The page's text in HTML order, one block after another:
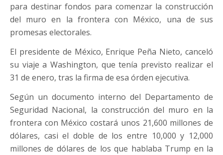
para destinar fondos para comenzar la construcción
del muro en la frontera con México, una de sus
promesas electorales.
El presidente de México, Enrique Peña Nieto, canceló
su viaje a Washington, que tenía previsto realizar el
31 de enero, tras la firma de esa órden ejecutiva.
Según un documento interno del Departamento de
Seguridad Nacional, la construcción del muro en la
frontera con México costará unos 21,600 millones de
dólares, casi el doble de los entre 10,000 y 12,000
millones de dólares de los que hablaba Trump en la